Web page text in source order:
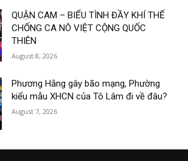
QUẬN CAM – BIỂU TÌNH ĐẦY KHÍ THẾ
CHỐNG CA NÔ VIỆT CỘNG QUỐC
THIÊN
August 8, 2026
Phương Hằng gây bão mạng, Phường
kiểu mẫu XHCN của Tô Lâm đi về đâu?
August 7, 2026